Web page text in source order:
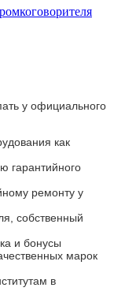
у официального
как
гарантийного
ремонту у
собственный
и бонусы
марок
в